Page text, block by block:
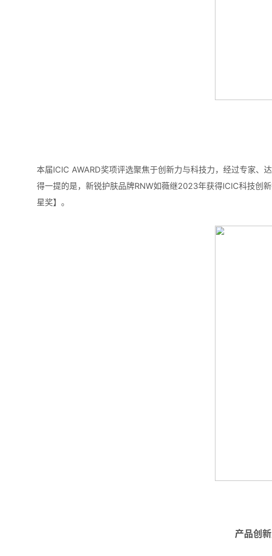
本届ICIC AWARD奖项评选聚焦于创新力与科技力，经过专家、
得一提的是，新锐护肤品牌RNW如薇继2023年获得ICIC科技创
星奖】。
产品创